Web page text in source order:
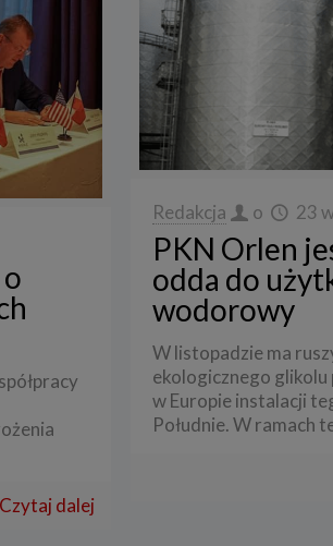
Czytaj dalej
Redakcja o 23
PKN Orlen
odda do
wodorowy
W listopadzie ma
ekologicznego
w Europie instalacji
Południe. W ramach